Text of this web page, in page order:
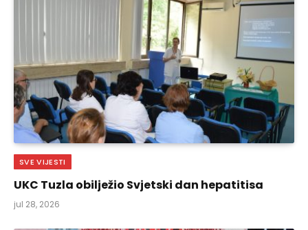
SVE VIJESTI
UKC Tuzla obilježio Svjetski dan hepatitisa
jul 28, 2026